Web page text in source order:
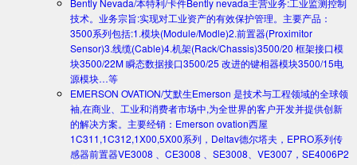
Bently Nevada/本特利/卡件Bently nevada主营业务:工业监测控制
技术。业务宗旨:实现对工业资产的有效保护管理。主要产品：
3500系列包括:1.模块(Module/Modle)2.前置器(Proximitor
Sensor)3.线缆(Cable)4.机架(Rack/Chassis)3500/20 框架接口模
块3500/22M 瞬态数据接口3500/25 改进的键相器模块3500/15电
源模块…等
EMERSON OVATION/艾默生Emerson 是技术与工程领域的全球领
袖,在商业、工业和消费者市场中,为全世界的客户开发并提供创新
的解决方案。主要经销：Emerson ovation西屋
1C311,1C312,1X00,5X00系列，Deltav德尔塔夫，EPRO系列传
感器前置器VE3008 、CE3008 、SE3008、VE3007，SE4006P2